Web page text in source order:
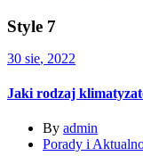
Style 7
30 sie, 2022
Jaki rodzaj
By admin
Porady i